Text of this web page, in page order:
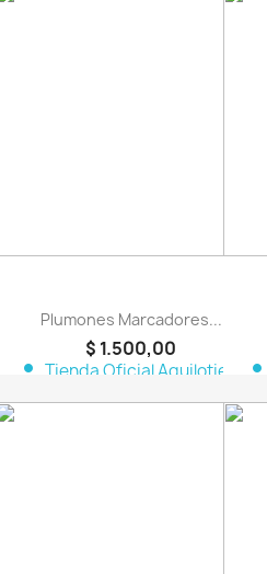
Plumones Marcadores...
$ 1.500,00
person Tienda Oficial Aquilotiene person